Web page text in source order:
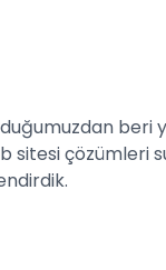
sitesi çözümleri